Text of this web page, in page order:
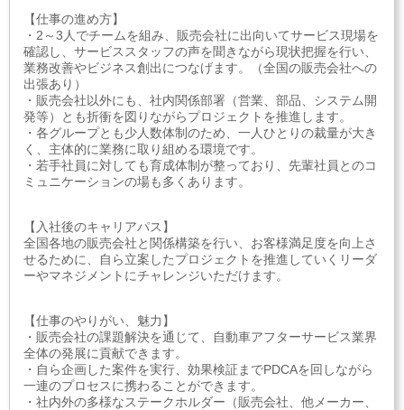
【仕事の進め方】
・2～3人でチームを組み、販売会社に出向いてサービス現場を
確認し、サービススタッフの声を聞きながら現状把握を行い、
業務改善やビジネス創出につなげます。（全国の販売会社への
出張あり）
・販売会社以外にも、社内関係部署（営業、部品、システム開
発等）とも折衝を図りながらプロジェクトを推進します。
・各グループとも少人数体制のため、一人ひとりの裁量が大き
く、主体的に業務に取り組める環境です。
・若手社員に対しても育成体制が整っており、先輩社員とのコ
ミュニケーションの場も多くあります。
【入社後のキャリアパス】
全国各地の販売会社と関係構築を行い、お客様満足度を向上さ
せるために、自ら立案したプロジェクトを推進していくリーダ
ーやマネジメントにチャレンジいただけます。
【仕事のやりがい、魅力】
・販売会社の課題解決を通じて、自動車アフターサービス業界
全体の発展に貢献できます。
・自ら企画した案件を実行、効果検証までPDCAを回しながら
一連のプロセスに携わることができます。
・社内外の多様なステークホルダー（販売会社、他メーカー、